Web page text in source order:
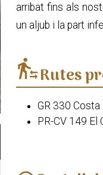
arribat fins als
un aljub i la part
transfer_within_a_stationRutes
GR 330
PR-CV 149 El